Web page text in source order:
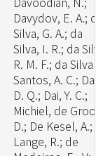
Davydov, E. A.; da
Silva, G. A.; da
Silva, I. R.; da
R. M. F.; da Silva
Santos, A. C.; Dai,
D. Q.; Dai, Y. C.;
Michiel, de Groot
D.; De Kesel, A.;
Lange, R.; de